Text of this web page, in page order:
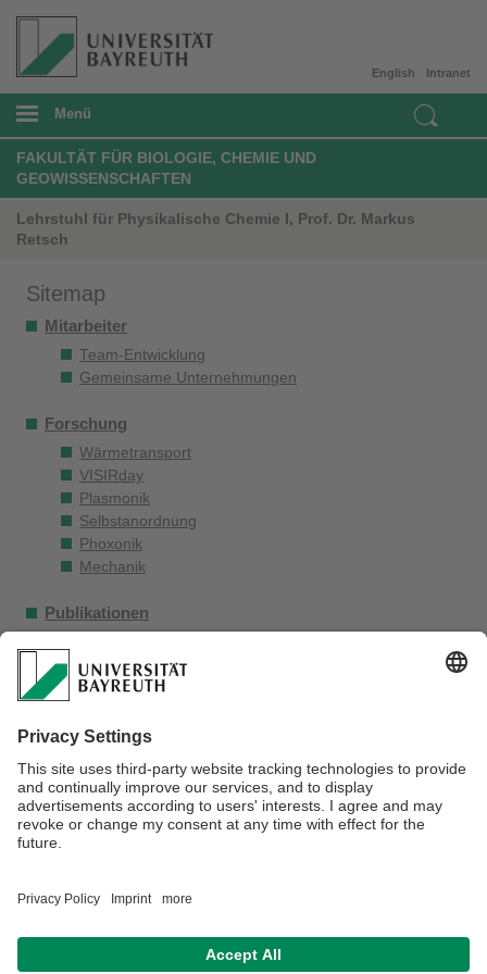
Intranet
English
Menü
FAKULTÄT FÜR BIOLOGIE, CHEMIE UND
GEOWISSENSCHAFTEN
Lehrstuhl für Physikalische Chemie I, Prof. Dr. Markus
Retsch
Sitemap
Mitarbeiter
Team-Entwicklung
Gemeinsame Unternehmungen
Forschung
Wärmetransport
VISIRday
Plasmonik
Selbstanordnung
Phoxonik
Mechanik
Publikationen
Lehre
Aktuelles
Galerien
Zeitschriften-Cover
Forschung und Kunst
Kontakt